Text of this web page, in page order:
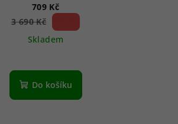
709 Kč
3 690 Kč
Skladem
Do košíku